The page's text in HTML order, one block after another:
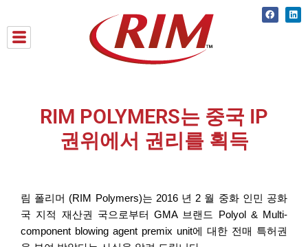
to
content
RIM POLYMERS는 중국 IP
권위에서 권리를 획득
림 폴리머 (RIM Polymers)는 2016 년 2 월 중화 인민 공화
국 지적 재산권 국으로부터 GMA 브랜드 Polyol & Multi-
component blowing agent premix unit에 대한 전매 특허권